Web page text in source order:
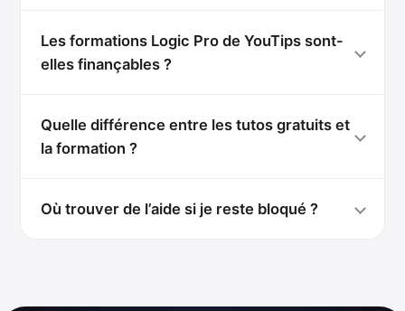
Les formations Logic Pro de YouTips sont-
elles finançables ?
Quelle différence entre les tutos gratuits et
la formation ?
Où trouver de l’aide si je reste bloqué ?